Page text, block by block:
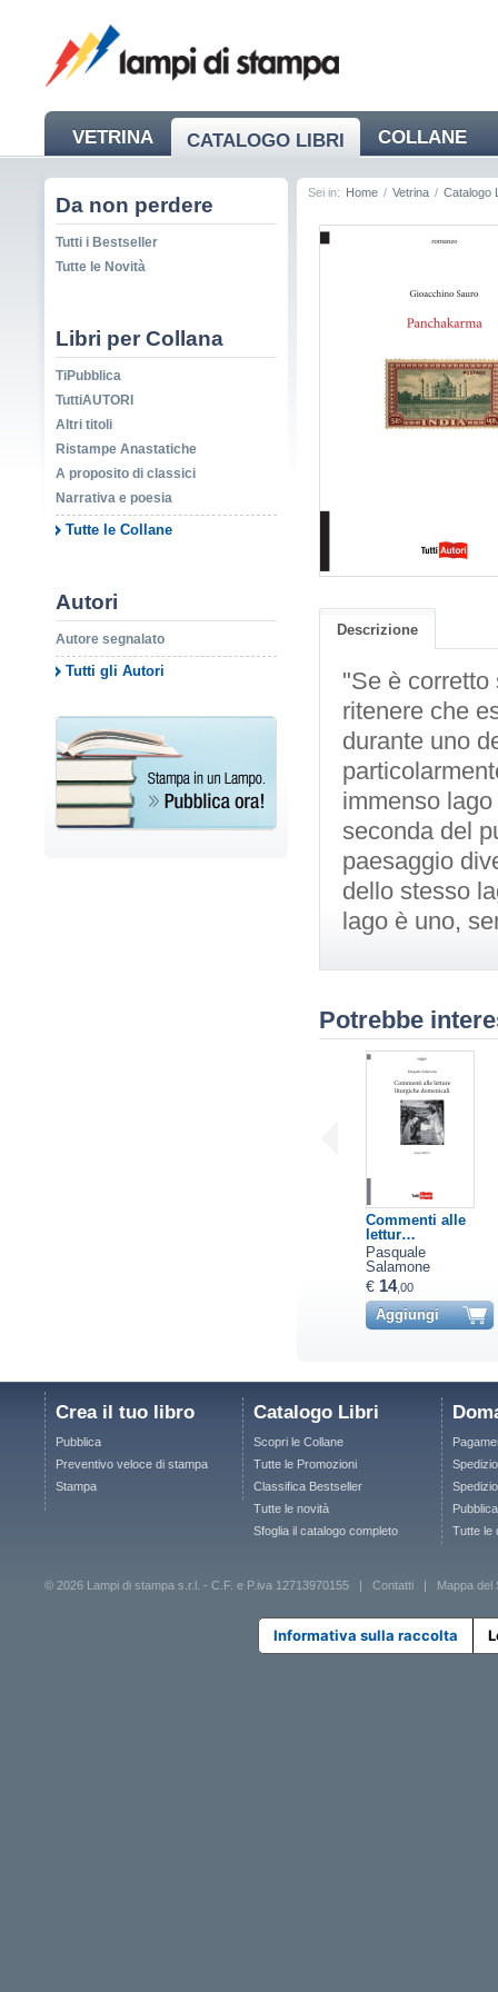
VETRINA CATALOGO LIBRI COLLANE
NEWS
Da non perdere
Tutti i Bestseller
Tutte le Novità
Libri per Collana
TiPubblica
TuttiAUTORI
Altri titoli
Ristampe Anastatiche
A proposito di classici
Narrativa e poesia
Tutte le Collane
Autori
Autore segnalato
Tutti gli Autori
Sei in: Home / Vetrina / Catalogo
Descrizione
"Se è corretto
ritenere che
durante uno
immenso
seconda del
paesaggio
dello stesso
lago è uno,
Potrebbe
Commenti alle
lettur…
Pasquale
Salamone
€ 14,00
Aggiungi
Crea il tuo libro
Pubblica
Preventivo veloce di stampa
Stampa
Catalogo Libri
Scopri le Collane
Tutte le Promozioni
Classifica Bestseller
Tutte le novità
Sfoglia il catalogo completo
Tutte le
© 2026 Lampi di stampa s.r.l. - C.F. e P.iva 12713970155 | Contatti Mappa del
Informativa sulla raccolta